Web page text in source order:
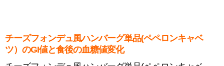
チーズフォンデュ風ハンバーグ単品(ペペロンキャベ
ツ）のGI値と食後の血糖値変化